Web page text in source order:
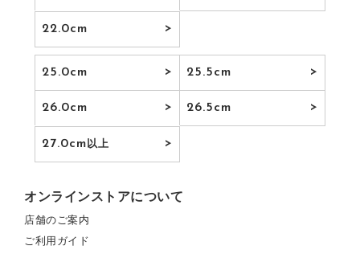
22.0cm
25.0cm 25.5cm
26.0cm 26.5cm
27.0cm以上
オンラインストアについて
店舗のご案内
ご利用ガイド